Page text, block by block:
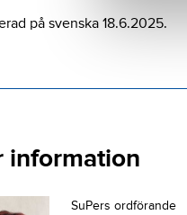
på svenska 18.6.2025.
information
SuPers ordförande